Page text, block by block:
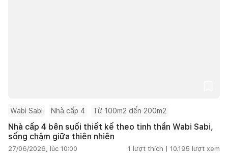
Wabi Sabi Nhà cấp 4 Từ 100m2 đến 200m2
Nhà cấp 4 bên suối thiết kế theo tinh thần Wabi Sabi,
sống chậm giữa thiên nhiên
27/06/2026, lúc 10:00 1 lượt thích | 10.195 lượt xem